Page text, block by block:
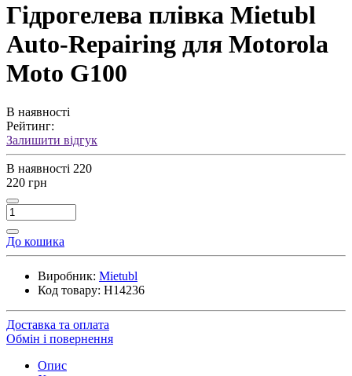
Гідрогелева плівка Mietubl
Auto-Repairing для Motorola
Moto G100
В наявності
Рейтинг:
Залишити відгук
В наявності 220
220 грн
До кошика
Виробник: Mietubl
Код товару: H14236
Доставка та оплата
Обмін і повернення
Опис